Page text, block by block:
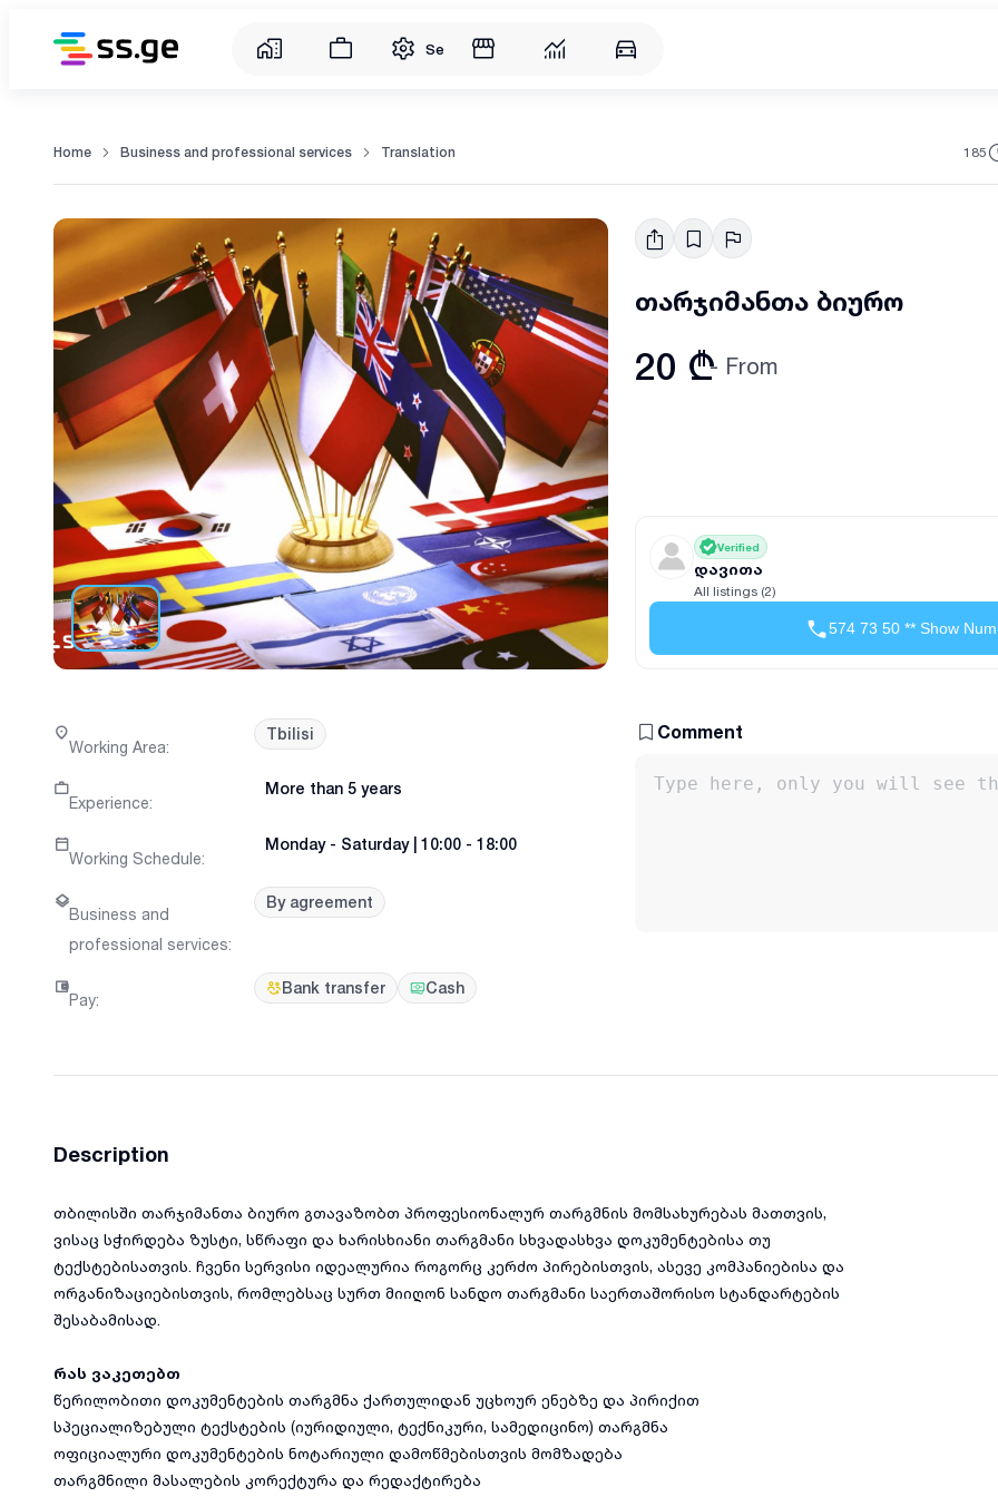
Service
Home Business and professional services Translation 185
თარჯიმანთა ბიურო
20 ₾- From
Verified
დავითა
All listings (2)
574 73 50 ** Show
Working Area:
Tbilisi
Experience:
More than 5 years
Working Schedule:
Monday- Saturday| 10:00 - 18:00
Business and
professional services:
By agreement
Pay:
Bank transfer Cash
Comment
Description
თბილისში თარჯიმანთა ბიურო გთავაზობთ პროფესიონალურ თარგმნის მომსახურებას მათთვის,
ვისაც სჭირდება ზუსტი, სწრაფი და ხარისხიანი თარგმანი სხვადასხვა დოკუმენტებისა თუ
ტექსტებისათვის. ჩვენი სერვისი იდეალურია როგორც კერძო პირებისთვის, ასევე კომპანიებისა და
ორგანიზაციებისთვის, რომლებსაც სურთ მიიღონ სანდო თარგმანი საერთაშორისო სტანდარტების
შესაბამისად.
რას ვაკეთებთ
წერილობითი დოკუმენტების თარგმნა ქართულიდან უცხოურ ენებზე და პირიქით
სპეციალიზებული ტექსტების (იურიდიული, ტექნიკური, სამედიცინო) თარგმნა
ოფიციალური დოკუმენტების ნოტარიული დამოწმებისთვის მომზადება
თარგმნილი მასალების კორექტურა და რედაქტირება